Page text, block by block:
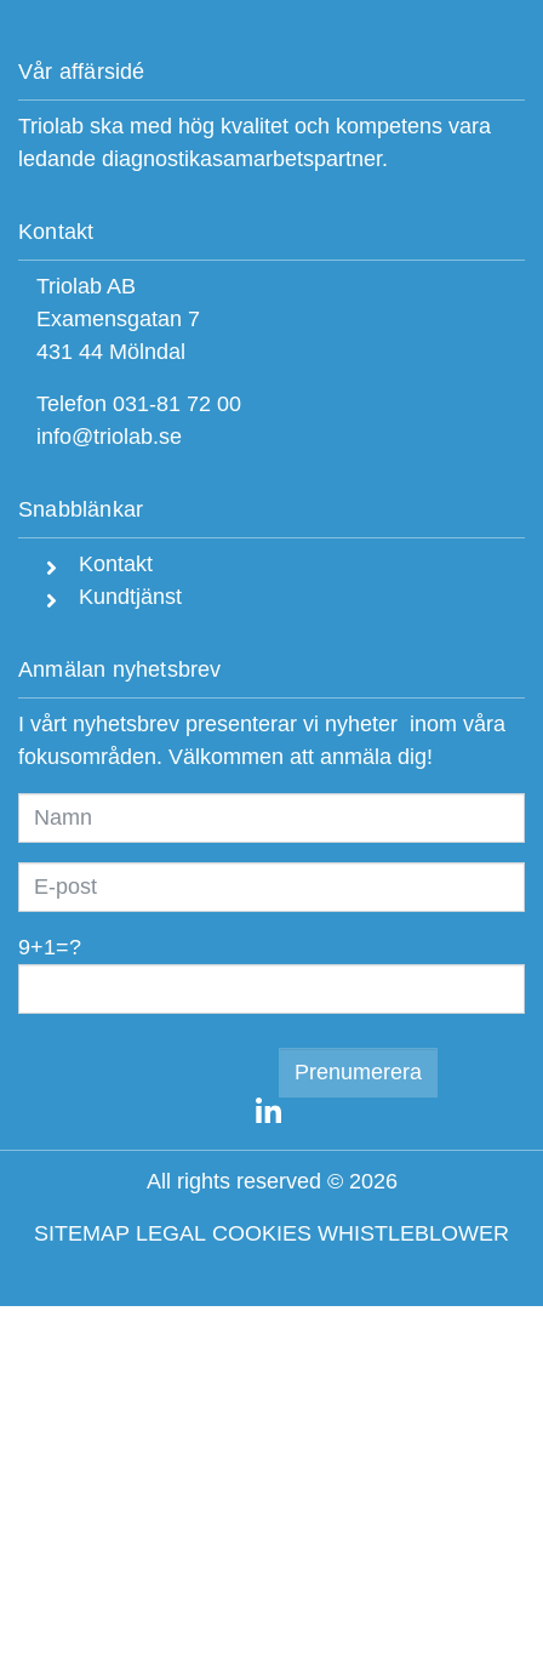
Vår affärsidé
Triolab ska med hög kvalitet och kompetens vara
ledande diagnostikasamarbetspartner.
Kontakt
Triolab AB
Examensgatan 7
431 44 Mölndal
Telefon 031-81 72 00
info@triolab.se
Snabblänkar
Kontakt
Kundtjänst
Anmälan nyhetsbrev
I vårt nyhetsbrev presenterar vi nyheter inom våra
fokusområden. Välkommen att anmäla dig!
9+1=?
All rights reserved © 2026
SITEMAP LEGAL COOKIES WHISTLEBLOWER